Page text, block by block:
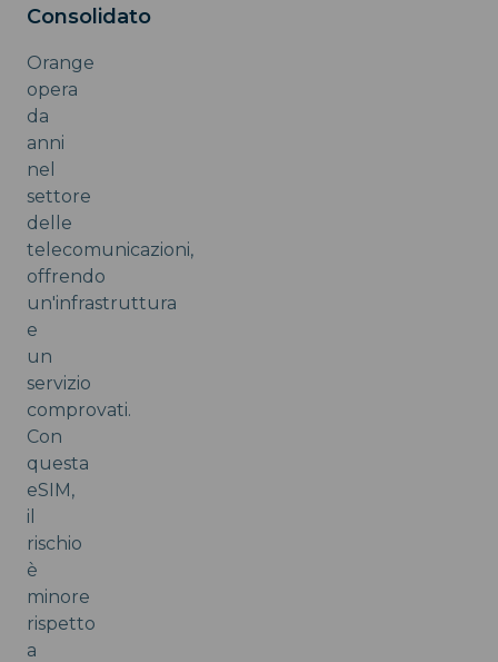
Consolidato
Orange
opera
da
anni
nel
settore
delle
telecomunicazioni,
offrendo
un'infrastruttura
e
un
servizio
comprovati.
Con
questa
eSIM,
il
rischio
è
minore
rispetto
a